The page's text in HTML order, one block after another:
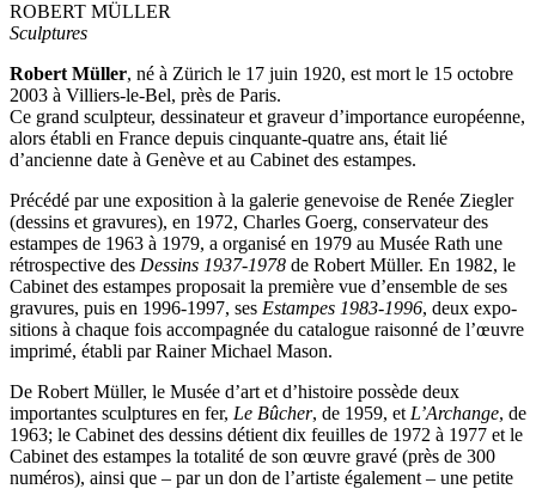
ROBERT MÜLLER
Sculptures
Robert Müller, né à Zürich le 17 juin 1920, est mort le 15 octobre
2003 à Villiers-le-Bel, près de Paris.
Ce grand sculpteur, dessinateur et graveur d’importance européenne,
alors établi en France depuis cinquante-quatre ans, était lié
d’ancienne date à Genève et au Cabinet des estampes.
Précédé par une exposition à la galerie genevoise de Renée Ziegler
(dessins et gravures), en 1972, Charles Goerg, conservateur des
estampes de 1963 à 1979, a organisé en 1979 au Musée Rath une
rétrospective des Dessins 1937-1978 de Robert Müller. En 1982, le
Cabinet des estampes proposait la première vue d’ensemble de ses
gravures, puis en 1996-1997, ses Estampes 1983-1996, deux expo-
sitions à chaque fois accompagnée du catalogue raisonné de l’œuvre
imprimé, établi par Rainer Michael Mason.
De Robert Müller, le Musée d’art et d’histoire possède deux
importantes sculptures en fer, Le Bûcher, de 1959, et L’Archange, de
1963; le Cabinet des dessins détient dix feuilles de 1972 à 1977 et le
Cabinet des estampes la totalité de son œuvre gravé (près de 300
numéros), ainsi que – par un don de l’artiste également – une petite